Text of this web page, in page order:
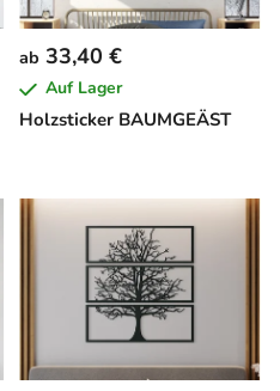
Holzsticker BAUMGEÄST
ab 33,40 €
Auf Lager